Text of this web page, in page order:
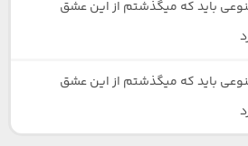
باید که میگذشتم از این عشق
باید که میگذشتم از این عشق